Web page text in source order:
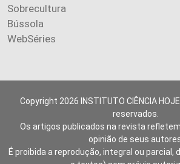
Sobrecultura
Bússola
WebSéries
Copyright 2026 INSTITUTO CIÊNCIA
reservados.
Os artigos publicados na revista
opinião de seus
É proibida a reprodução, integral ou parcial,